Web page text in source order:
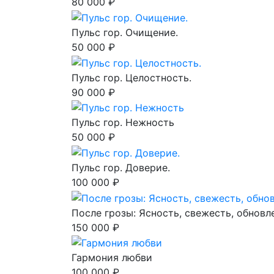
Пульс гор. Очищение.
50 000 ₽
Пульс гор. Целостность.
90 000 ₽
Пульс гор. Нежность
50 000 ₽
Пульс гор. Доверие.
100 000 ₽
После грозы: Ясность, свежесть,
150 000 ₽
Гармония любви